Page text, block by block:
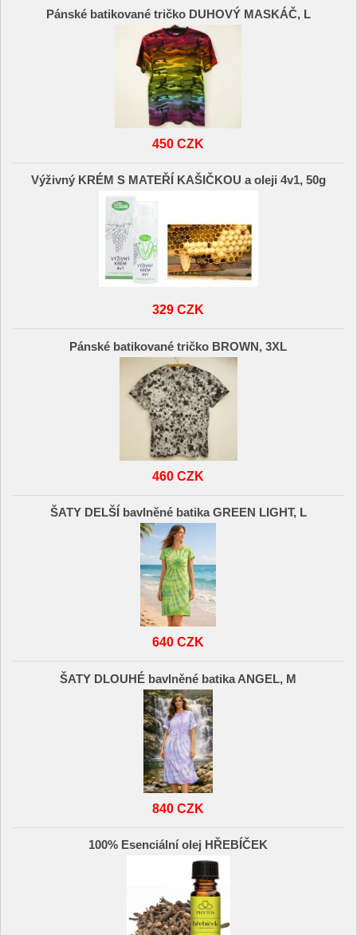
Pánské batikované tričko DUHOVÝ MASKÁČ, L
450 CZK
Výživný KRÉM S MATEŘÍ KAŠIČKOU a oleji 4v1, 50g
329 CZK
Pánské batikované tričko BROWN, 3XL
460 CZK
ŠATY DELŠÍ bavlněné batika GREEN LIGHT, L
640 CZK
ŠATY DLOUHÉ bavlněné batika ANGEL, M
840 CZK
100% Esenciální olej HŘEBÍČEK